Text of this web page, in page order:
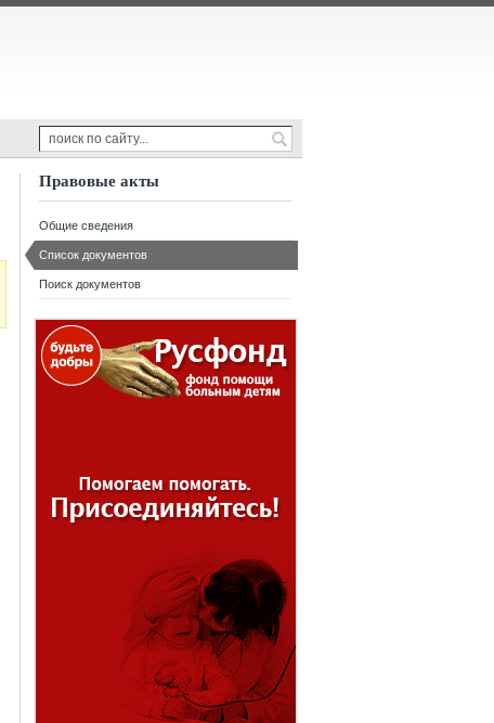
Правовые акты
Общие сведения
Список документов
Поиск документов